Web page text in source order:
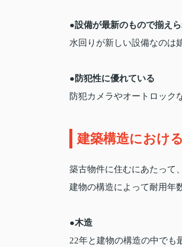
●設備が最新のもので揃え
水回りが新しい設備なのは
●防犯性に優れている
防犯カメラやオートロック
建築構造におけ
築古物件に住むにあたって
建物の構造によって耐用年
●木造
22年と建物の構造の中でも